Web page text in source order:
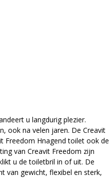
u langdurig plezier.
ook na velen jaren. De Creavit
Freedom Hnagend toilet ook de
van Creavit Freedom zijn
u de toiletbril in of uit. De
van gewicht, flexibel en sterk,